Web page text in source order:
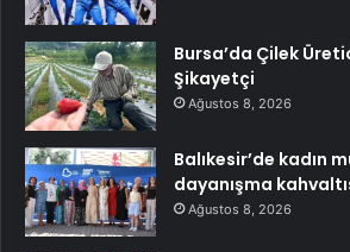
Bursa’da Çilek
Şikayetçi
Ağustos 8, 2026
Balıkesir’de kadın
dayanışma
Ağustos 8, 2026